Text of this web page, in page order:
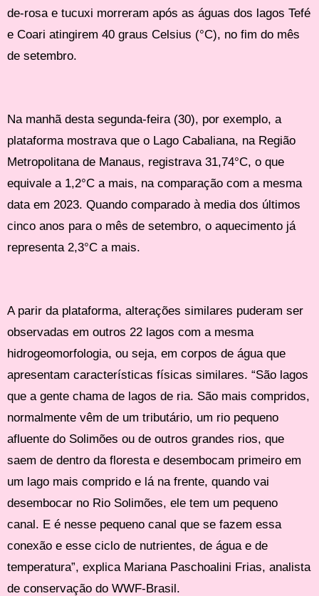
de-rosa e tucuxi morreram após as águas dos lagos Tefé
e Coari atingirem 40 graus Celsius (°C), no fim do mês
de setembro.
Na manhã desta segunda-feira (30), por exemplo, a
plataforma mostrava que o Lago Cabaliana, na Região
Metropolitana de Manaus, registrava 31,74°C, o que
equivale a 1,2°C a mais, na comparação com a mesma
data em 2023. Quando comparado à media dos últimos
cinco anos para o mês de setembro, o aquecimento já
representa 2,3°C a mais.
A parir da plataforma, alterações similares puderam ser
observadas em outros 22 lagos com a mesma
hidrogeomorfologia, ou seja, em corpos de água que
apresentam características físicas similares. “São lagos
que a gente chama de lagos de ria. São mais compridos,
normalmente vêm de um tributário, um rio pequeno
afluente do Solimões ou de outros grandes rios, que
saem de dentro da floresta e desembocam primeiro em
um lago mais comprido e lá na frente, quando vai
desembocar no Rio Solimões, ele tem um pequeno
canal. E é nesse pequeno canal que se fazem essa
conexão e esse ciclo de nutrientes, de água e de
temperatura”, explica Mariana Paschoalini Frias, analista
de conservação do WWF-Brasil.